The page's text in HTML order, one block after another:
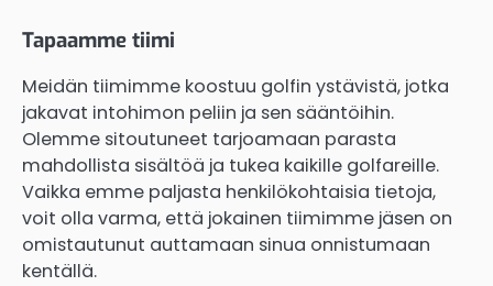
Tapaamme tiimi
Meidän tiimimme koostuu golfin ystävistä, jotka
jakavat intohimon peliin ja sen sääntöihin.
Olemme sitoutuneet tarjoamaan parasta
mahdollista sisältöä ja tukea kaikille golfareille.
Vaikka emme paljasta henkilökohtaisia tietoja,
voit olla varma, että jokainen tiimimme jäsen on
omistautunut auttamaan sinua onnistumaan
kentällä.